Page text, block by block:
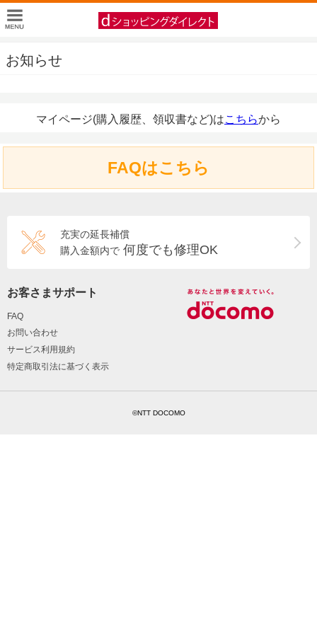
お知らせ
マイページ(購入履歴、領収書など)はこちらから
FAQはこちら
充実の延長補償
購入金額内で 何度でも修理OK
お客さまサポート
FAQ
お問い合わせ
サービス利用規約
特定商取引法に基づく表示
©NTT DOCOMO